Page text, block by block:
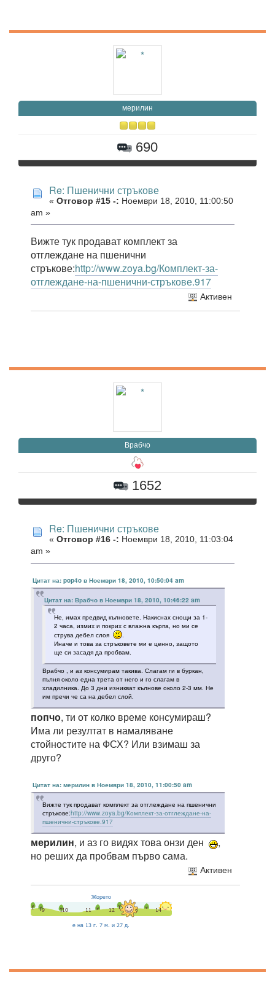
мерилин
690
Re: Пшенични стръкове
« Отговор #15 -: Ноември 18, 2010, 11:00:50
am »
Вижте тук продават комплект за
отглеждане на пшенични
стръкове:http://www.zoya.bg/Комплект-за-
отглеждане-на-пшенични-стръкове.917
Активен
Врабчо
1652
Re: Пшенични стръкове
« Отговор #16 -: Ноември 18, 2010, 11:03:04
am »
Цитат на: pop4o в Ноември 18, 2010, 10:50:04 am
Цитат на: Врабчо в Ноември 18, 2010, 10:46:22 am
Не, имах предвид кълновете. Накиснах снощи за 1-
2 часа, измих и покрих с влажна кърпа, но ми се
струва дебел слоя
Иначе и това за стръковете ми е ценно, защото
ще си засадя да пробвам.
Врабчо , и аз консумирам такива. Слагам ги в буркан,
пълня около една трета от него и го слагам в
хладилника. До 3 дни изникват кълнове около 2-3 мм. Не
им пречи че са на дебел слой.
попчо, ти от колко време консумираш?
Има ли резултат в намаляване
стойностите на ФСХ? Или взимаш за
друго?
Цитат на: мерилин в Ноември 18, 2010, 11:00:50 am
Вижте тук продават комплект за отглеждане на пшенични
стръкове:http://www.zoya.bg/Комплект-за-отглеждане-на-
пшенични-стръкове.917
мерилин, и аз го видях това онзи ден
,
но реших да пробвам първо сама.
Активен